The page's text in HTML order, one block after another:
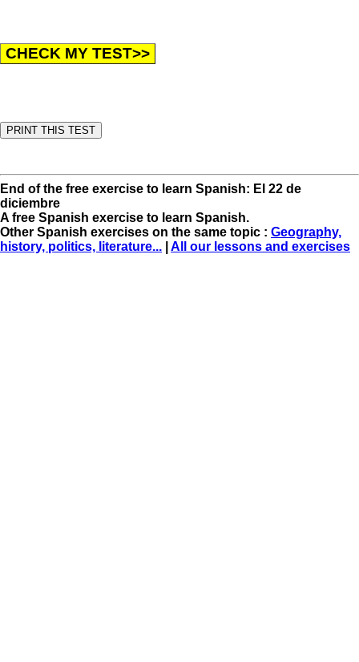
End of the free exercise to learn Spanish: El 22 de
diciembre
A free Spanish exercise to learn Spanish.
Other Spanish exercises on the same topic : Geography,
history, politics, literature...
All our lessons and exercises